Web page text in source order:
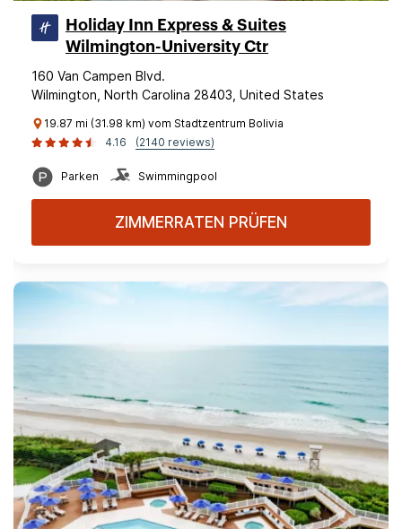
Holiday Inn Express & Suites
Wilmington-University Ctr
160 Van Campen Blvd.
Wilmington, North Carolina 28403, United States
19.87 mi (31.98 km) vom Stadtzentrum Bolivia
4.16
(2140 reviews)
Parken Swimmingpool
ZIMMERRATEN PRÜFEN